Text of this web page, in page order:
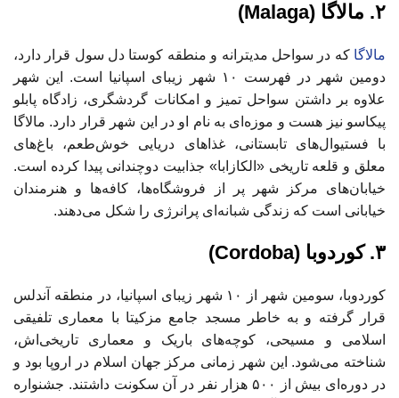
۲. مالاگا (Malaga)
مالاگا که در سواحل مدیترانه و منطقه کوستا دل سول قرار دارد،
دومین شهر در فهرست ۱۰ شهر زیبای اسپانیا است. این شهر
علاوه بر داشتن سواحل تمیز و امکانات گردشگری، زادگاه پابلو
پیکاسو نیز هست و موزه‌ای به نام او در این شهر قرار دارد. مالاگا
با فستیوال‌های تابستانی، غذاهای دریایی خوش‌طعم، باغ‌های
معلق و قلعه تاریخی «الکازابا» جذابیت دوچندانی پیدا کرده است.
خیابان‌های مرکز شهر پر از فروشگاه‌ها، کافه‌ها و هنرمندان
خیابانی است که زندگی شبانه‌ای پرانرژی را شکل می‌دهند.
۳. کوردوبا (Cordoba)
کوردوبا، سومین شهر از ۱۰ شهر زیبای اسپانیا، در منطقه آندلس
قرار گرفته و به خاطر مسجد جامع مزکیتا با معماری تلفیقی
اسلامی و مسیحی، کوچه‌های باریک و معماری تاریخی‌اش،
شناخته می‌شود. این شهر زمانی مرکز جهان اسلام در اروپا بود و
در دوره‌ای بیش از ۵۰۰ هزار نفر در آن سکونت داشتند. جشنواره